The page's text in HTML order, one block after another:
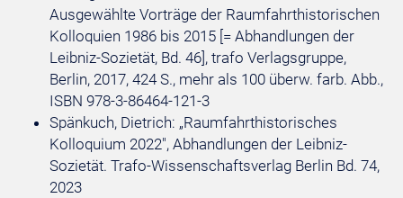
Ausgewählte Vorträge der Raumfahrthistorischen
Kolloquien 1986 bis 2015 [= Abhandlungen der
Leibniz-Sozietät, Bd. 46], trafo Verlagsgruppe,
Berlin, 2017, 424 S., mehr als 100 überw. farb. Abb.,
ISBN 978-3-86464-121-3
Spänkuch, Dietrich: „Raumfahrthistorisches
Kolloquium 2022", Abhandlungen der Leibniz-
Sozietät. Trafo-Wissenschaftsverlag Berlin Bd. 74,
2023